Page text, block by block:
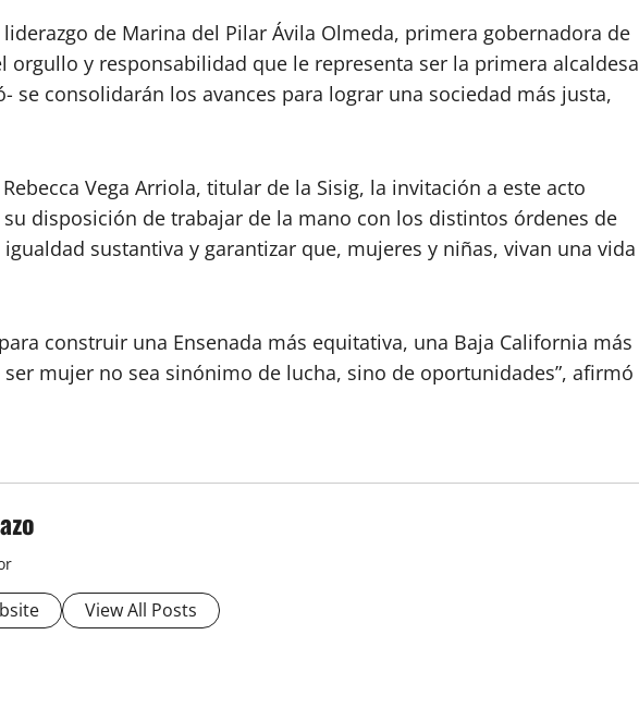
de Marina del Pilar Ávila Olmeda, primera gobernadora de
orgullo y responsabilidad que le representa ser la primera alcaldesa
se consolidarán los avances para lograr una sociedad más justa,
Vega Arriola, titular de la Sisig, la invitación a este acto
disposición de trabajar de la mano con los distintos órdenes de
sustantiva y garantizar que, mujeres y niñas, vivan una vida
construir una Ensenada más equitativa, una Baja California más
mujer no sea sinónimo de lucha, sino de oportunidades”, afirmó
View All Posts